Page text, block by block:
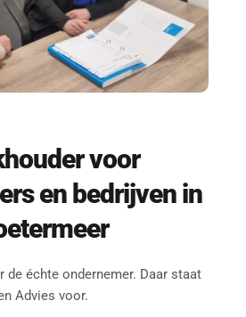
voor
de échte ondernemer. Daar staat
Advies voor.